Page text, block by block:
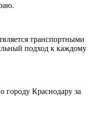
транспортными
подход к каждому
городу Краснодару за